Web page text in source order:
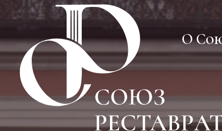
О
О